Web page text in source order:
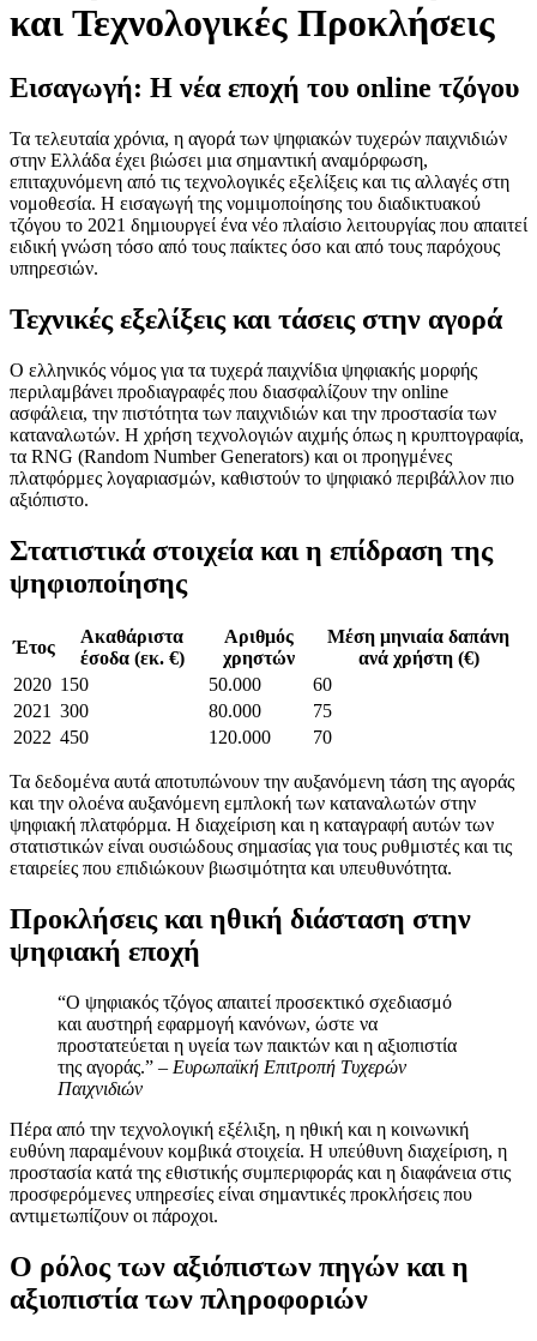
και Τεχνολογικές Προκλήσεις
Εισαγωγή: Η νέα εποχή του online τζόγου
Τα τελευταία χρόνια, η αγορά των ψηφιακών τυχερών παιχνιδιών
στην Ελλάδα έχει βιώσει μια σημαντική αναμόρφωση,
επιταχυνόμενη από τις τεχνολογικές εξελίξεις και τις αλλαγές στη
νομοθεσία. Η εισαγωγή της νομιμοποίησης του διαδικτυακού
τζόγου το 2021 δημιουργεί ένα νέο πλαίσιο λειτουργίας που απαιτεί
ειδική γνώση τόσο από τους παίκτες όσο και από τους παρόχους
υπηρεσιών.
Τεχνικές εξελίξεις και τάσεις στην αγορά
Ο ελληνικός νόμος για τα τυχερά παιχνίδια ψηφιακής μορφής
περιλαμβάνει προδιαγραφές που διασφαλίζουν την online
ασφάλεια, την πιστότητα των παιχνιδιών και την προστασία των
καταναλωτών. Η χρήση τεχνολογιών αιχμής όπως η κρυπτογραφία,
τα RNG (Random Number Generators) και οι προηγμένες
πλατφόρμες λογαριασμών, καθιστούν το ψηφιακό περιβάλλον πιο
αξιόπιστο.
Στατιστικά στοιχεία και η επίδραση της
ψηφιοποίησης
Έτος
Ακαθάριστα
έσοδα (εκ. €)
Αριθμός
χρηστών
Μέση μηνιαία δαπάνη
ανά χρήστη (€)
2020 150 50.000
60
2021 300 80.000
75
2022 450 120.000 70
Τα δεδομένα αυτά αποτυπώνουν την αυξανόμενη τάση της αγοράς
και την ολοένα αυξανόμενη εμπλοκή των καταναλωτών στην
ψηφιακή πλατφόρμα. Η διαχείριση και η καταγραφή αυτών των
στατιστικών είναι ουσιώδους σημασίας για τους ρυθμιστές και τις
εταιρείες που επιδιώκουν βιωσιμότητα και υπευθυνότητα.
Προκλήσεις και ηθική διάσταση στην
ψηφιακή εποχή
“Ο ψηφιακός τζόγος απαιτεί προσεκτικό σχεδιασμό
και αυστηρή εφαρμογή κανόνων, ώστε να
προστατεύεται η υγεία των παικτών και η αξιοπιστία
της αγοράς.” – Ευρωπαϊκή Επιτροπή Τυχερών
Παιχνιδιών
Πέρα από την τεχνολογική εξέλιξη, η ηθική και η κοινωνική
ευθύνη παραμένουν κομβικά στοιχεία. Η υπεύθυνη διαχείριση, η
προστασία κατά της εθιστικής συμπεριφοράς και η διαφάνεια στις
προσφερόμενες υπηρεσίες είναι σημαντικές προκλήσεις που
αντιμετωπίζουν οι πάροχοι.
Ο ρόλος των αξιόπιστων πηγών και η
αξιοπιστία των πληροφοριών